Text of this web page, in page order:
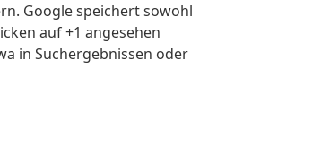
Google speichert sowohl
auf +1 angesehen
in Suchergebnissen oder